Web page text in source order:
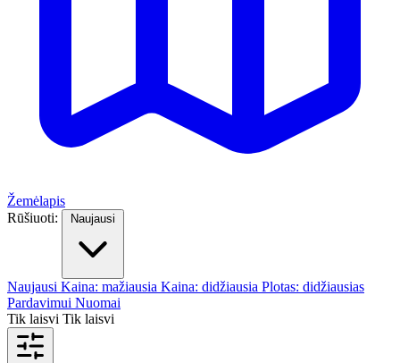
Žemėlapis
Rūšiuoti:
Naujausi
Naujausi Kaina: mažiausia Kaina: didžiausia Plotas: didžiausias
Pardavimui Nuomai
Tik laisvi Tik laisvi